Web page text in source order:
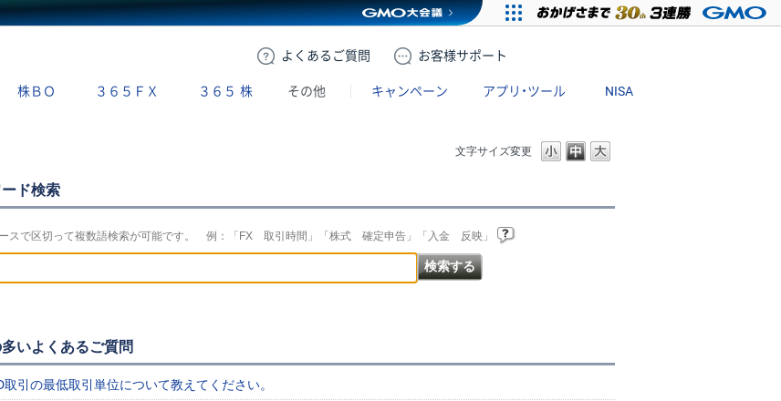
よくある ご質問 お客様サポート
株ＢＯ ３６５ＦＸ ３６５ 株 その他 キャンペーン アプリ・ツール NISA
文字サイズ変更
ド検索
スで区切って複数語検索が可能です。 例：「FX 取引時間」「株式 確定申告」「入金 反映」
いよくあるご質問
取引の最低取引単位について教えてください。